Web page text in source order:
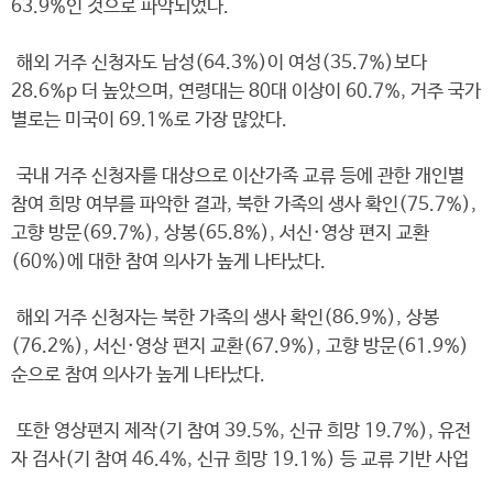
63.9%인 것으로 파악되었다.
해외 거주 신청자도 남성(64.3%)이 여성(35.7%)보다
28.6%p 더 높았으며, 연령대는 80대 이상이 60.7%, 거주 국가
별로는 미국이 69.1%로 가장 많았다.
국내 거주 신청자를 대상으로 이산가족 교류 등에 관한 개인별
참여 희망 여부를 파악한 결과, 북한 가족의 생사 확인(75.7%),
고향 방문(69.7%), 상봉(65.8%), 서신·영상 편지 교환
(60%)에 대한 참여 의사가 높게 나타났다.
해외 거주 신청자는 북한 가족의 생사 확인(86.9%), 상봉
(76.2%), 서신·영상 편지 교환(67.9%), 고향 방문(61.9%)
순으로 참여 의사가 높게 나타났다.
또한 영상편지 제작(기 참여 39.5%, 신규 희망 19.7%), 유전
자 검사(기 참여 46.4%, 신규 희망 19.1%) 등 교류 기반 사업